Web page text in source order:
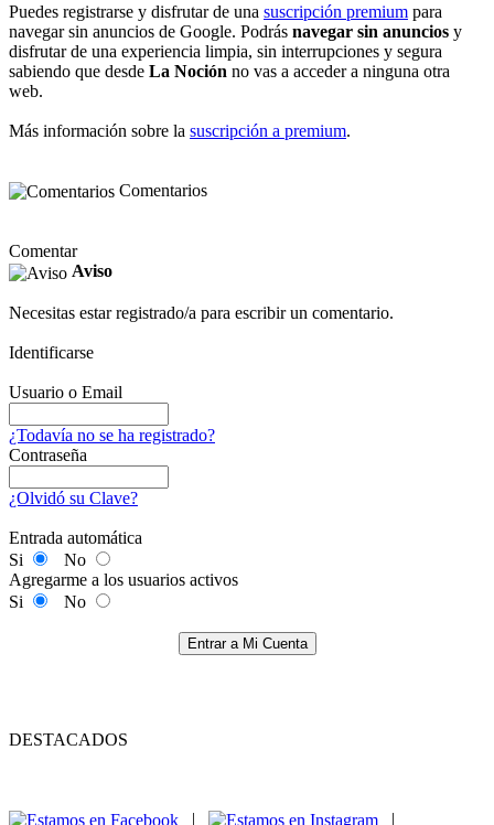
Puedes registrarse y disfrutar de una suscripción premium para
navegar sin anuncios de Google. Podrás navegar sin anuncios y
disfrutar de una experiencia limpia, sin interrupciones y segura
sabiendo que desde La Noción no vas a acceder a ninguna otra
web.
Más información sobre la suscripción a premium.
Comentarios
Comentar
Aviso
Necesitas estar registrado/a para escribir un comentario.
Identificarse
Usuario o Email
¿Todavía no se ha registrado?
Contraseña
¿Olvidó su Clave?
Entrada automática
Si
No
Agregarme a los usuarios activos
Si
No
Entrar a Mi Cuenta
DESTACADOS
| |